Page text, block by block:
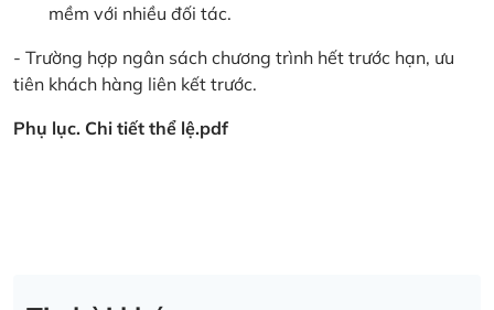
mềm với nhiều đối tác.
- Trường hợp ngân sách chương trình hết trước hạn, ưu
tiên khách hàng liên kết trước.
Phụ lục. Chi tiết thể lệ.pdf